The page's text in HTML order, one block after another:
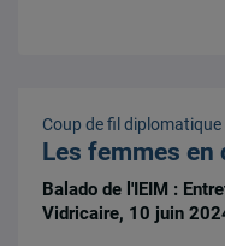
Coup de fil diplomatique
Les femmes
Balado de l'IEIM :
Vidricaire, 10 juin